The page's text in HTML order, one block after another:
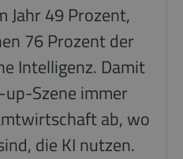
Jahr 49 Prozent,
76 Prozent der
Intelligenz. Damit
Szene immer
ab, wo
die KI nutzen.